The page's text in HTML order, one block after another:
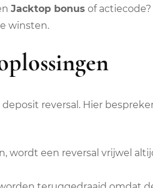
Jacktop bonus of
winsten.
reversal. Hier
wordt een reversal vrijwel